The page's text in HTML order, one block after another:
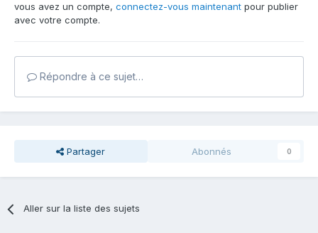
vous avez un compte, connectez-vous maintenant pour publier
avec votre compte.
Répondre à ce sujet…
Partager Abonnés 0
Aller sur la liste des sujets